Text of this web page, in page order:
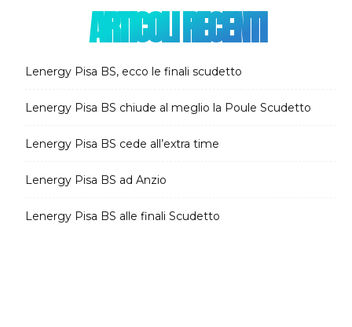
ARTICOLI RECENTI
Lenergy Pisa BS, ecco le finali scudetto
Lenergy Pisa BS chiude al meglio la Poule Scudetto
Lenergy Pisa BS cede all’extra time
Lenergy Pisa BS ad Anzio
Lenergy Pisa BS alle finali Scudetto